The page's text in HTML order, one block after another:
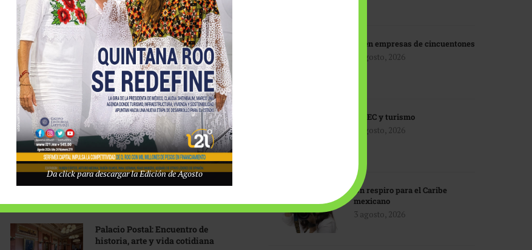
Tecnológico de Monterrey
3 agosto, 2026
Promoción turística con visión
1 abril, 2026
Industria global en
reconfiguración
31 marzo, 2026
Palacio Postal: Encuentro de
historia, arte y vida cotidiana
IA en empresas de cincuentones
3 agosto, 2026
TMEC y turismo
3 agosto, 2026
Un respiro para el Caribe
mexicano
3 agosto, 2026
Da click para descargar la Edición de Agosto